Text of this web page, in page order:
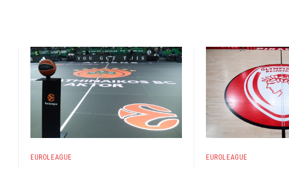
EUROLEAGUE EUROLEAGUE